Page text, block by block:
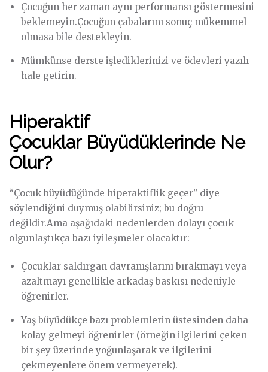
Çocuğun her zaman aynı performansı göstermesini
beklemeyin.Çocuğun çabalarını sonuç mükemmel
olmasa bile destekleyin.
Mümkünse derste işlediklerinizi ve ödevleri yazılı
hale getirin.
Hiperaktif
Çocuklar Büyüdüklerinde Ne
Olur?
“Çocuk büyüdüğünde hiperaktiflik geçer” diye
söylendiğini duymuş olabilirsiniz; bu doğru
değildir.Ama aşağıdaki nedenlerden dolayı çocuk
olgunlaştıkça bazı iyileşmeler olacaktır:
Çocuklar saldırgan davranışlarını bırakmayı veya
azaltmayı genellikle arkadaş baskısı nedeniyle
öğrenirler.
Yaş büyüdükçe bazı problemlerin üstesinden daha
kolay gelmeyi öğrenirler (örneğin ilgilerini çeken
bir şey üzerinde yoğunlaşarak ve ilgilerini
çekmeyenlere önem vermeyerek).